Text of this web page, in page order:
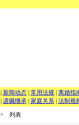
新闻动态 常用法规 离婚指
遗嘱继承 家庭关系 法制视
列表